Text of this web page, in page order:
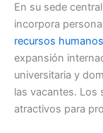
En su sede
incorpora
recursos humanos
expansión
universitaria y
las vacantes. Los
atractivos para